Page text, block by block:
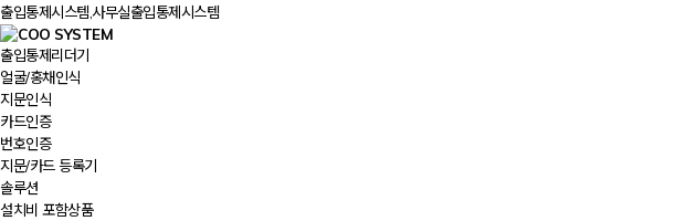
출입통제시스템,사무실출입통제시스템
출입통제리더기
얼굴/홍채인식
지문인식
카드인증
번호인증
지문/카드 등록기
솔루션
설치비 포함상품